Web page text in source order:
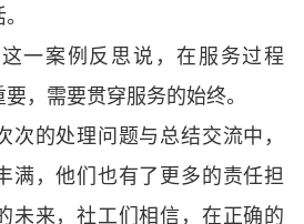
案例反思说，在服务过程
，需要贯穿服务的始终。
的处理问题与总结交流中，
满，他们也有了更多的责任担
未来，社工们相信，在正确的